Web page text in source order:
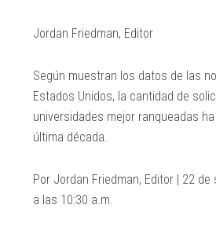
Jordan Friedman, Editor
Según muestran los datos de las
Estados Unidos, la cantidad de
universidades mejor ranqueadas
última década.
Por Jordan Friedman, Editor | 22
a las 10:30 a.m.